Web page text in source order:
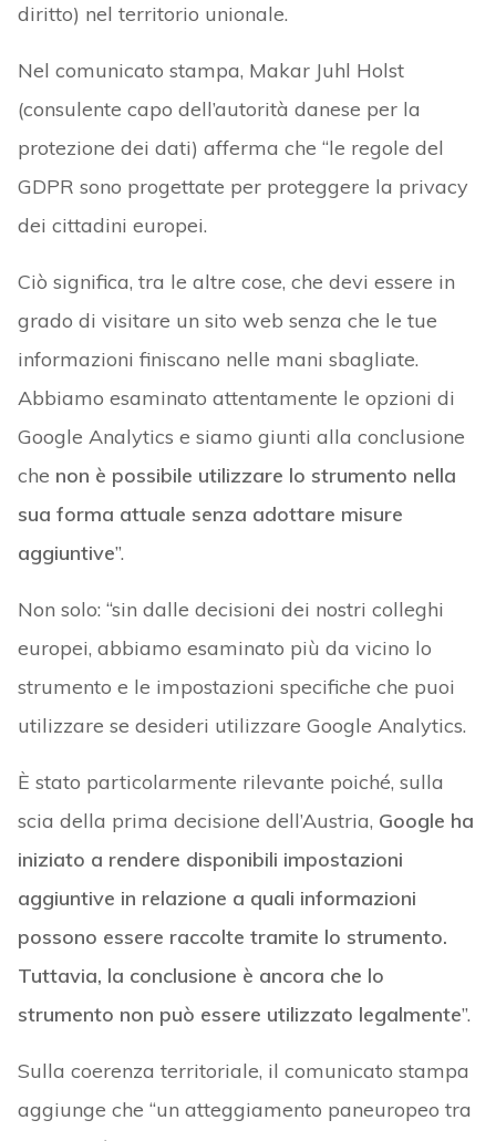
diritto) nel territorio unionale.
Nel comunicato stampa, Makar Juhl Holst
(consulente capo dell’autorità danese per la
protezione dei dati) afferma che “le regole del
GDPR sono progettate per proteggere la privacy
dei cittadini europei.
Ciò significa, tra le altre cose, che devi essere in
grado di visitare un sito web senza che le tue
informazioni finiscano nelle mani sbagliate.
Abbiamo esaminato attentamente le opzioni di
Google Analytics e siamo giunti alla conclusione
che non è possibile utilizzare lo strumento nella
sua forma attuale senza adottare misure
aggiuntive”.
Non solo: “sin dalle decisioni dei nostri colleghi
europei, abbiamo esaminato più da vicino lo
strumento e le impostazioni specifiche che puoi
utilizzare se desideri utilizzare Google Analytics.
È stato particolarmente rilevante poiché, sulla
scia della prima decisione dell’Austria, Google ha
iniziato a rendere disponibili impostazioni
aggiuntive in relazione a quali informazioni
possono essere raccolte tramite lo strumento.
Tuttavia, la conclusione è ancora che lo
strumento non può essere utilizzato legalmente”.
Sulla coerenza territoriale, il comunicato stampa
aggiunge che “un atteggiamento paneuropeo tra